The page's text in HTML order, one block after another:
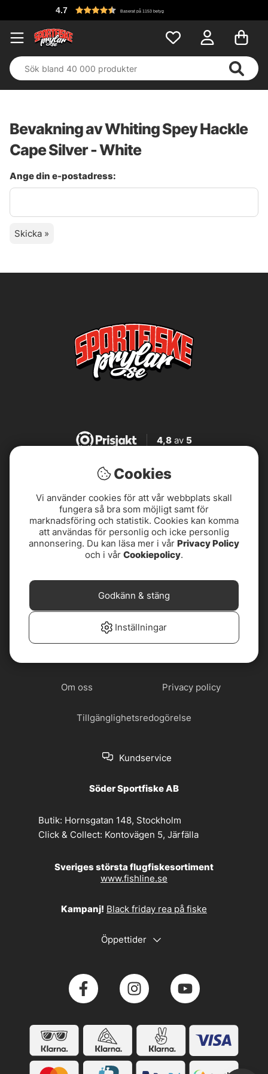
4.7 Baserat på 1153 betyg
Bevakning av Whiting Spey Hackle
Cape Silver - White
Ange din e-postadress:
Skicka »
4,8av 5
4,8
4,7av5
4,7
Cookiepolicy Jobba hos oss
Köp- och
Nyhetsbrev
Om oss Privacy policy
Tillgänglighetsredogörelse
Kundservice
Söder Sportfiske AB
Butik: Hornsgatan 148, Stockholm
Click & Collect: Kontovägen 5, Järfälla
Sveriges största flugfiskesortiment
www.fishline.se
Kampanj! Black friday rea på fiske
Öppettider
Cookies
Vi använder cookies för att vår webbplats skall
fungera så bra som möjligt samt för
marknadsföring och statistik. Cookies kan komma
att användas för personlig och icke personlig
annonsering. Du kan läsa mer i vår Privacy Policy
och i vår Cookiepolicy.
Inställningar
Godkänn & stäng